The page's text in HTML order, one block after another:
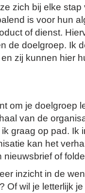
zich bij elke stap
is voor hun
of dienst.
de doelgroep. Ik
zij kunnen hier
om je doelgroep
van de
graag op pad. Ik
kan het
of
inzicht in de
Of wil je letterlijk